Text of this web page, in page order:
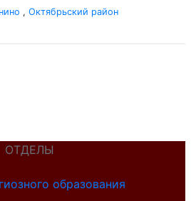
, Октябрьский район
ОТДЕЛЫ
образования